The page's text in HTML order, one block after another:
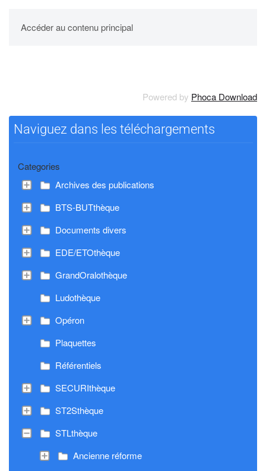
Accéder au contenu principal
UPBM
Powered by Phoca Download
Naviguez dans les téléchargements
Categories
Archives des publications
BTS-BUTthèque
Documents divers
EDE/ETOthèque
GrandOralothèque
Ludothèque
Opéron
Plaquettes
Référentiels
SECURIthèque
ST2Sthèque
STLthèque
Ancienne réforme